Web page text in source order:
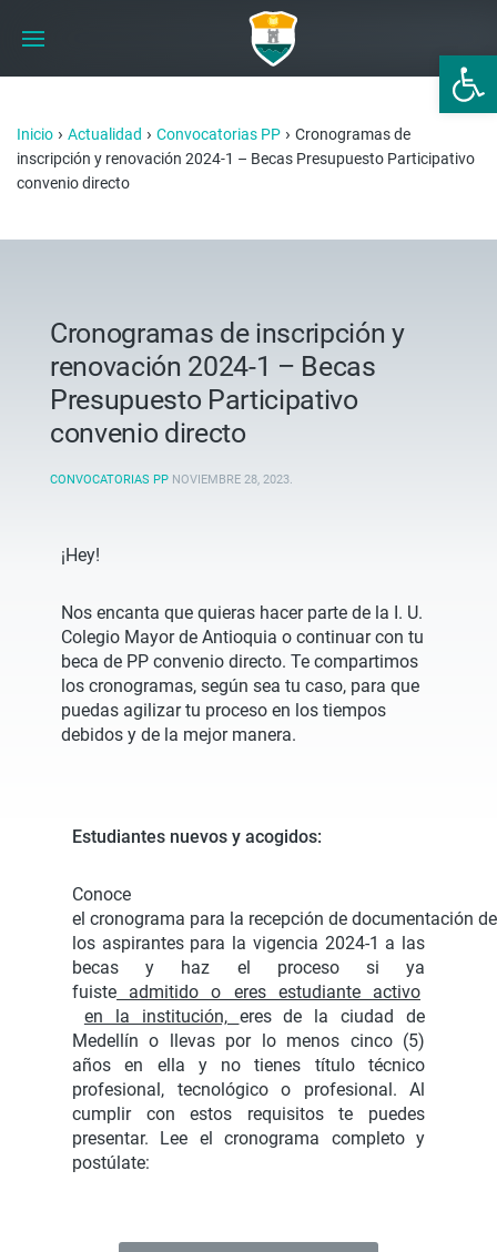
Abrir
Inicio › Actualidad › Convocatorias PP › Cronogramas de
inscripción y renovación 2024-1 – Becas Presupuesto Participativo
convenio directo
Cronogramas de inscripción y
renovación 2024-1 – Becas
Presupuesto Participativo
convenio directo
CONVOCATORIAS PP NOVIEMBRE 28, 2023.
¡Hey!
Nos encanta que quieras hacer parte de la I. U.
Colegio Mayor de Antioquia o continuar con tu
beca de PP convenio directo. Te compartimos
los cronogramas, según sea tu caso, para que
puedas agilizar tu proceso en los tiempos
debidos y de la mejor manera.
Estudiantes nuevos y acogidos:
Conoce
el cronograma para la recepción de documentación de
los aspirantes para la vigencia 2024-1 a las
becas y haz el proceso si ya
fuiste admitido o eres estudiante activo
en la institución, eres de la ciudad de
Medellín o llevas por lo menos cinco (5)
años en ella y no tienes título técnico
profesional, tecnológico o profesional. Al
cumplir con estos requisitos te puedes
presentar. Lee el cronograma completo y
postúlate: